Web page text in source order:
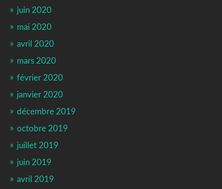
juin 2020
mai 2020
avril 2020
mars 2020
février 2020
janvier 2020
décembre 2019
octobre 2019
juillet 2019
juin 2019
avril 2019